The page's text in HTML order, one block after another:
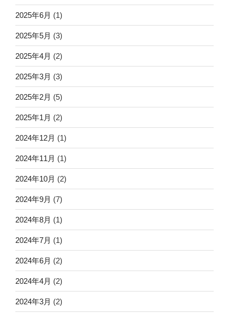
2025年6月 (1)
2025年5月 (3)
2025年4月 (2)
2025年3月 (3)
2025年2月 (5)
2025年1月 (2)
2024年12月 (1)
2024年11月 (1)
2024年10月 (2)
2024年9月 (7)
2024年8月 (1)
2024年7月 (1)
2024年6月 (2)
2024年4月 (2)
2024年3月 (2)